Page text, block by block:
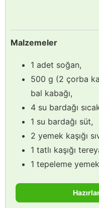
Malzemeler
1 adet soğan,
500 g (2 çorba
bal kabağı,
4 su bardağı
1 su bardağı süt,
2 yemek kaşığı
1 tatlı kaşığı
1 tepeleme yemek